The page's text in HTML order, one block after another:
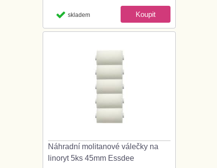
skladem
Náhradní molitanové válečky na
linoryt 5ks 45mm Essdee